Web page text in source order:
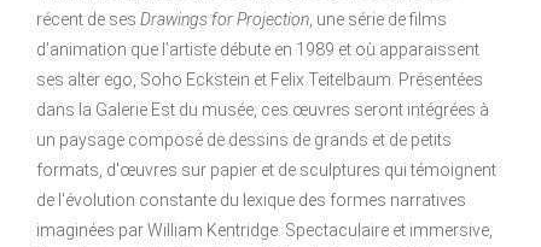
récent de ses Drawings for Projection, une série de films
d’animation que l’artiste débute en 1989 et où apparaissent
ses alter ego, Soho Eckstein et Felix Teitelbaum. Présentées
dans la Galerie Est du musée, ces œuvres seront intégrées à
un paysage composé de dessins de grands et de petits
formats, d'œuvres sur papier et de sculptures qui témoignent
de l'évolution constante du lexique des formes narratives
imaginées par William Kentridge. Spectaculaire et immersive,